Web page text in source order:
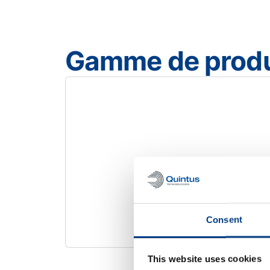
Consent
This website uses cookies
Gamme de
QFM 0,8-800
QFM 0,8-800
profondes
Diamètre maximal du flan :